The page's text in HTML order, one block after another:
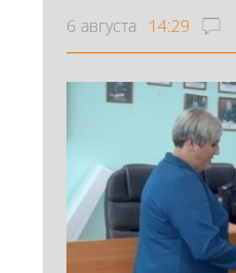
6 августа 14:29